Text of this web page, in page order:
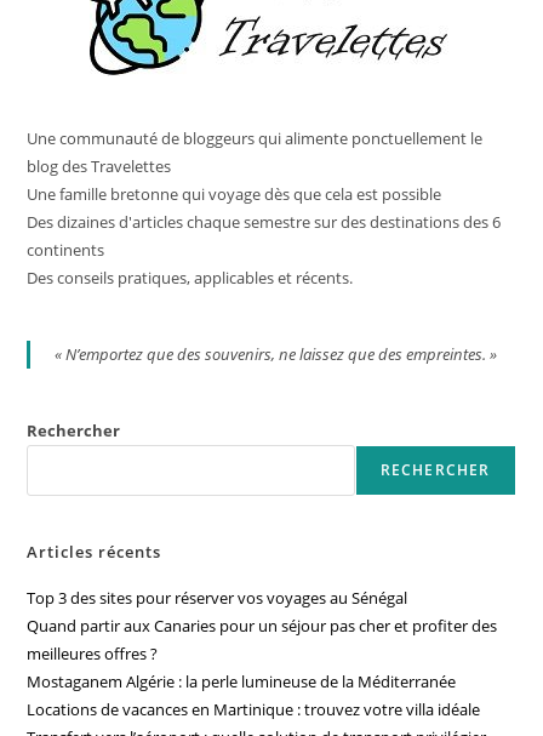
Une communauté de bloggeurs qui alimente ponctuellement le
blog des Travelettes
Une famille bretonne qui voyage dès que cela est possible
Des dizaines d'articles chaque semestre sur des destinations des 6
continents
Des conseils pratiques, applicables et récents.
« N’emportez que des souvenirs, ne laissez que des empreintes. »
Rechercher
RECHERCHER
Articles récents
Top 3 des sites pour réserver vos voyages au Sénégal
Quand partir aux Canaries pour un séjour pas cher et profiter des
meilleures offres ?
Mostaganem Algérie : la perle lumineuse de la Méditerranée
Locations de vacances en Martinique : trouvez votre villa idéale